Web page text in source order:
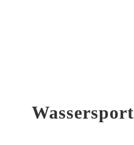
Wassersport